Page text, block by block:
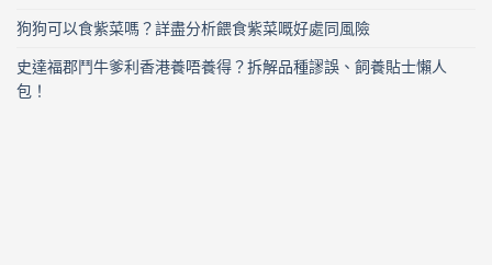
狗狗可以食紫菜嗎？詳盡分析餵食紫菜嘅好處同風險
史達福郡鬥牛爹利香港養唔養得？拆解品種謬誤、飼養貼士懶人
包！